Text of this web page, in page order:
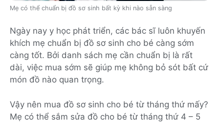
Mẹ có thể chuẩn bị đồ sơ sinh bất kỳ khi nào sẵn sàng
Ngày nay y học phát triển, các bác sĩ luôn khuyến
khích mẹ chuẩn bị đồ sơ sinh cho bé càng sớm
càng tốt. Bởi danh sách mẹ cần chuẩn bị là rất
dài, việc mua sớm sẽ giúp mẹ không bỏ sót bất cứ
món đồ nào quan trọng.
Vậy nên mua đồ sơ sinh cho bé từ tháng thứ mấy?
Mẹ có thể sắm sửa đồ cho bé từ tháng thứ 4 – 5